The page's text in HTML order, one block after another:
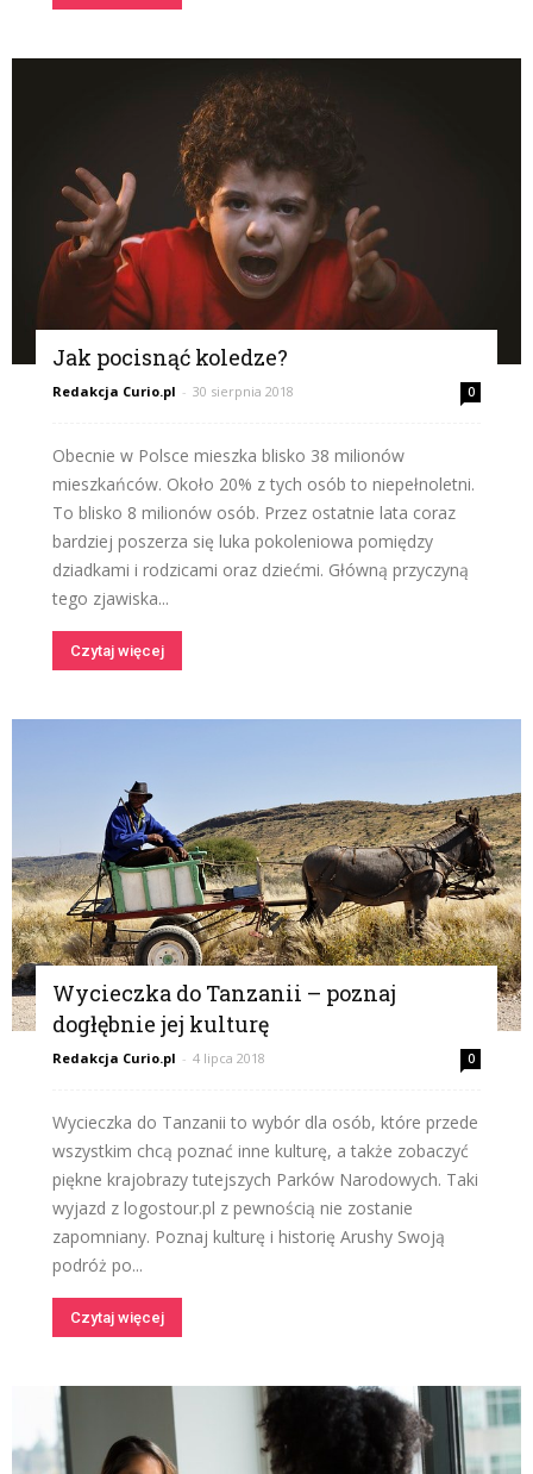
Jak pocisnąć koledze?
Redakcja Curio.pl - 30 sierpnia 2018 0
Obecnie w Polsce mieszka blisko 38 milionów
mieszkańców. Około 20% z tych osób to niepełnoletni.
To blisko 8 milionów osób. Przez ostatnie lata coraz
bardziej poszerza się luka pokoleniowa pomiędzy
dziadkami i rodzicami oraz dziećmi. Główną przyczyną
tego zjawiska...
Czytaj więcej
Wycieczka do Tanzanii – poznaj
dogłębnie jej kulturę
Redakcja Curio.pl - 4 lipca 2018 0
Wycieczka do Tanzanii to wybór dla osób, które przede
wszystkim chcą poznać inne kulturę, a także zobaczyć
piękne krajobrazy tutejszych Parków Narodowych. Taki
wyjazd z logostour.pl z pewnością nie zostanie
zapomniany. Poznaj kulturę i historię Arushy Swoją
podróż po...
Czytaj więcej